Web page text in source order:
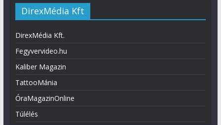
DirexMédia Kft
DirexMédia Kft.
Fegyvervideo.hu
Kaliber Magazin
TattooMánia
ÓraMagazinOnline
Túlélés